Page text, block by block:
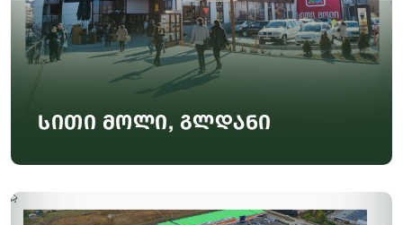
სითი მოლი, გლდანი